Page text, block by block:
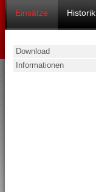
Einsätze Historik
Download
Informationen